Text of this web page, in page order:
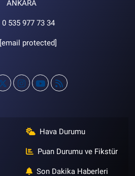
ANKARA
0 535 977 73 34
[email protected]
Hava Durumu
Puan Durumu ve Fikstür
Son Dakika Haberleri